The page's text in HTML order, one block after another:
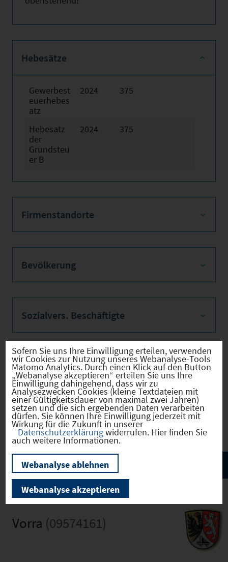
Hebesätze
Gewerbest
euerhebes
atz
2024 375
Hebesatz
der
Grundsteu
er B
2024 375
Firmenstandorte
Bevölkerung
Sozialvers. Beschäftigte
Verkehrsinfrastruktur
Kommunale Infrastruktur
Vorra (09574161)
Sofern Sie uns Ihre Einwilligung erteilen, verwenden
wir Cookies zur Nutzung unseres Webanalyse-Tools
Matomo Analytics. Durch einen Klick auf den Button
„Webanalyse akzeptieren“ erteilen Sie uns Ihre
Einwilligung dahingehend, dass wir zu
Analysezwecken Cookies (kleine Textdateien mit
einer Gültigkeitsdauer von maximal zwei Jahren)
setzen und die sich ergebenden Daten verarbeiten
dürfen. Sie können Ihre Einwilligung jederzeit mit
Wirkung für die Zukunft in unserer
Datenschutzerklärungwiderrufen. Hier finden Sie
auch weitere Informationen.
Webanalyse ablehnen
Webanalyse akzeptieren